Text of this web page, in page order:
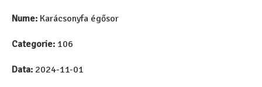
Nume: Karácsonyfa égősor
Categorie: 106
Data: 2024-11-01